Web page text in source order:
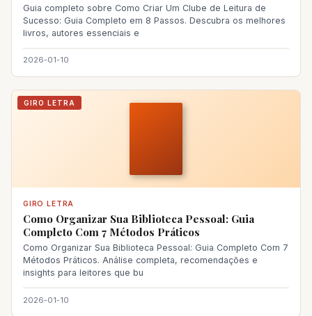
Guia completo sobre Como Criar Um Clube de Leitura de
Sucesso: Guia Completo em 8 Passos. Descubra os melhores
livros, autores essenciais e
2026-01-10
GIRO LETRA
GIRO LETRA
Como Organizar Sua Biblioteca Pessoal: Guia
Completo Com 7 Métodos Práticos
Como Organizar Sua Biblioteca Pessoal: Guia Completo Com 7
Métodos Práticos. Análise completa, recomendações e
insights para leitores que bu
2026-01-10